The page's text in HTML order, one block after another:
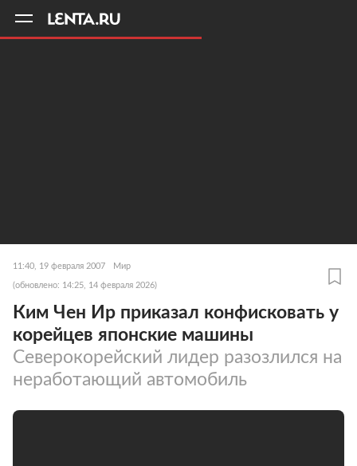
11:40, 19 февраля 2007 Мир
(обновлено: 14:25, 14 февраля 2026)
Ким Чен Ир приказал конфисковать у
корейцев японские машины
Северокорейский лидер разозлился на
неработающий автомобиль